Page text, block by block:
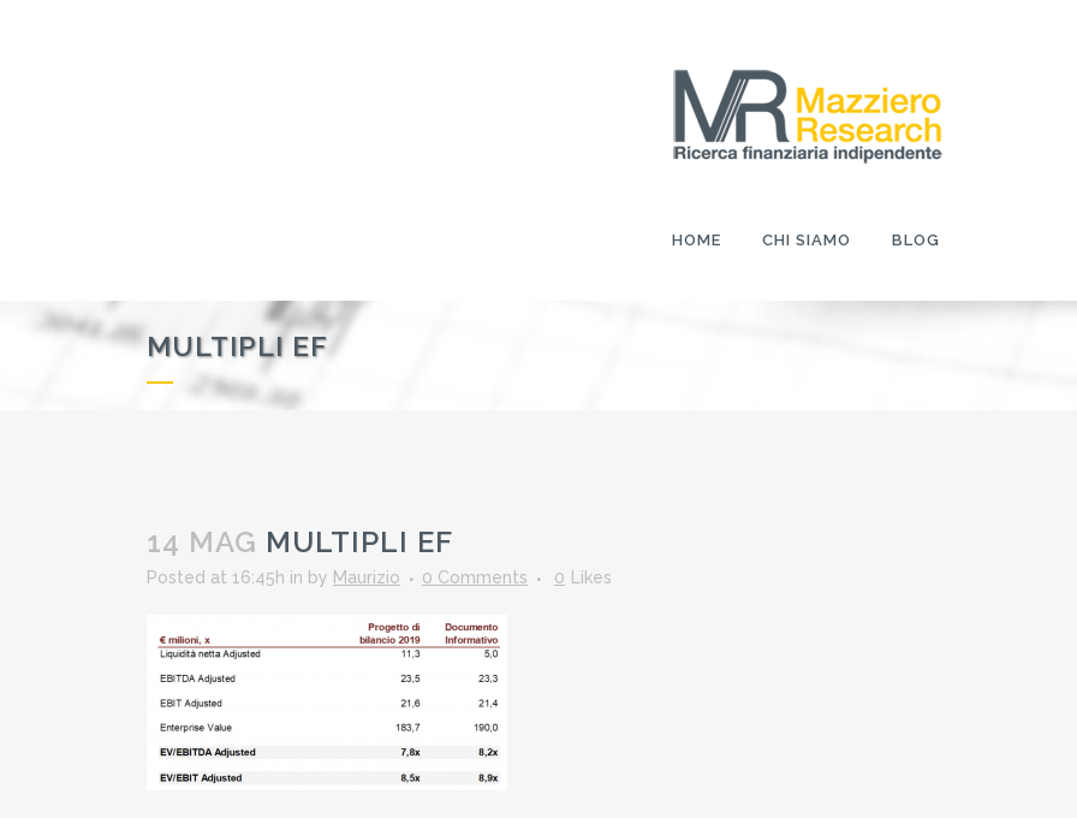
HOME CHI SIAMO BLOG
MULTIPLI EF
14 MAG MULTIPLI EF
Posted at 16:45h in by Maurizio 0 Comments 0 Likes